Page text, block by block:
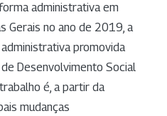
administrativa em
Gerais no ano de 2019, a
promovida
Desenvolvimento Social
é, a partir da
mudanças